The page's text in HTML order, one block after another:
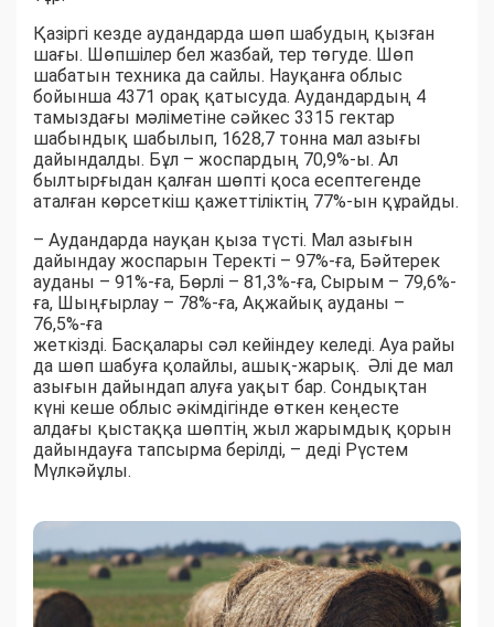
Қазіргі кезде аудандарда шөп шабудың қызған
шағы. Шөпшілер бел жазбай, тер төгуде. Шөп
шабатын техника да сайлы. Науқанға облыс
бойынша 4371 орақ қатысуда. Аудандардың 4
тамыздағы мәліметіне сәйкес 3315 гектар
шабындық шабылып, 1628,7 тонна мал азығы
дайындалды. Бұл – жоспардың 70,9%-ы. Ал
былтырғыдан қалған шөпті қоса есептегенде
аталған көрсеткіш қажеттіліктің 77%-ын құрайды.
– Аудандарда науқан қыза түсті. Мал азығын
дайындау жоспарын Теректі – 97%-ға, Бәйтерек
ауданы – 91%-ға, Бөрлі – 81,3%-ға, Сырым – 79,6%-
ға, Шыңғырлау – 78%-ға, Ақжайық ауданы –
76,5%-ға
жеткізді. Басқалары сәл кейіндеу келеді. Ауа райы
да шөп шабуға қолайлы, ашық-жарық. Әлі де мал
азығын дайындап алуға уақыт бар. Сондықтан
күні кеше облыс әкімдігінде өткен кеңесте
алдағы қыстаққа шөптің жыл жарымдық қорын
дайындауға тапсырма берілді, – деді Рүстем
Мүлкәйұлы.